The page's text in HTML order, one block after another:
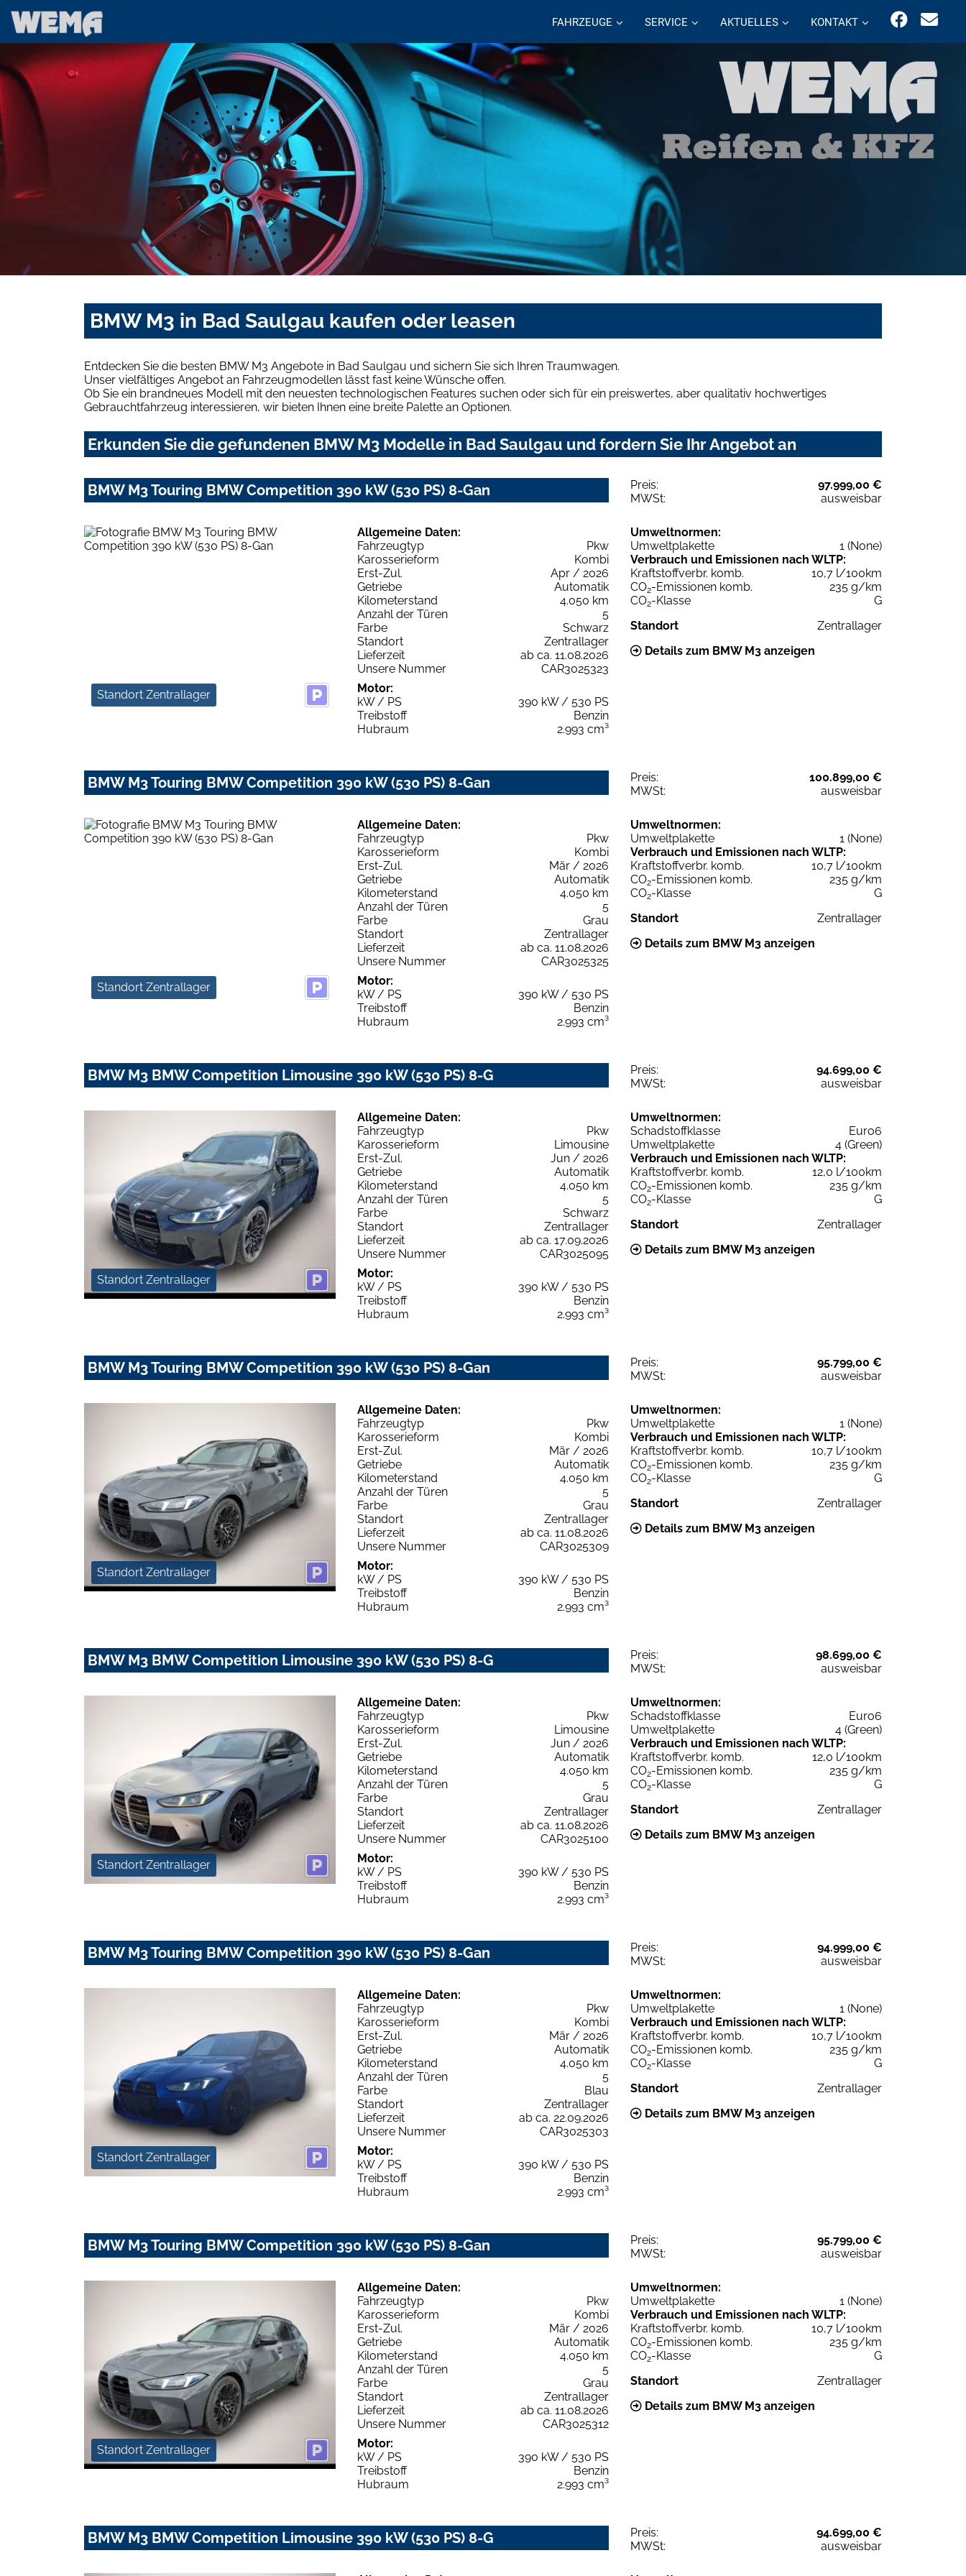
FAHRZEUGE SERVICE AKTUELLES KONTAKT
BMW M3 in Bad Saulgau kaufen oder leasen
Entdecken Sie die besten BMW M3 Angebote in Bad Saulgau und sichern Sie sich Ihren Traumwagen.
Unser vielfältiges Angebot an Fahrzeugmodellen lässt fast keine Wünsche offen.
Ob Sie ein brandneues Modell mit den neuesten technologischen Features suchen oder sich für ein preiswertes, aber qualitativ hochwertiges
Gebrauchtfahrzeug interessieren, wir bieten Ihnen eine breite Palette an Optionen.
Erkunden Sie die gefundenen BMW M3 Modelle in Bad Saulgau und fordern Sie Ihr Angebot an
BMW M3 Touring BMW Competition 390 kW (530 PS) 8-Gan Preis:
97.999,00 €
MWSt:
ausweisbar
Standort Zentrallager
Allgemeine Daten:
Fahrzeugtyp
Pkw
Karosserieform
Kombi
Erst-Zul.
Apr / 2026
Getriebe
Automatik
Kilometerstand
4.050 km
Anzahl der Türen
5
Farbe
Schwarz
Standort
Zentrallager
Lieferzeit
ab ca. 11.08.2026
Unsere Nummer
CAR3025323
Motor:
kW / PS
390 kW / 530 PS
Treibstoff
Benzin
Hubraum
2.993 cm³
Umweltnormen:
Umweltplakette
1 (None)
Verbrauch und Emissionen nach WLTP:
Kraftstoffverbr. komb.
10,7 l/100km
CO2-Emissionen komb.
235 g/km
CO2-Klasse
G
Standort
Zentrallager
Details zum BMW M3 anzeigen
BMW M3 Touring BMW Competition 390 kW (530 PS) 8-Gan Preis:
100.899,00 €
MWSt:
ausweisbar
Standort Zentrallager
Allgemeine Daten:
Fahrzeugtyp
Pkw
Karosserieform
Kombi
Erst-Zul.
Mär / 2026
Getriebe
Automatik
Kilometerstand
4.050 km
Anzahl der Türen
5
Farbe
Grau
Standort
Zentrallager
Lieferzeit
ab ca. 11.08.2026
Unsere Nummer
CAR3025325
Motor:
kW / PS
390 kW / 530 PS
Treibstoff
Benzin
Hubraum
2.993 cm³
Umweltnormen:
Umweltplakette
1 (None)
Verbrauch und Emissionen nach WLTP:
Kraftstoffverbr. komb.
10,7 l/100km
CO2-Emissionen komb.
235 g/km
CO2-Klasse
G
Standort
Zentrallager
Details zum BMW M3 anzeigen
BMW M3 BMW Competition Limousine 390 kW (530 PS) 8-G Preis:
94.699,00 €
MWSt:
ausweisbar
Standort Zentrallager
Allgemeine Daten:
Fahrzeugtyp
Pkw
Karosserieform
Limousine
Erst-Zul.
Jun / 2026
Getriebe
Automatik
Kilometerstand
4.050 km
Anzahl der Türen
5
Farbe
Schwarz
Standort
Zentrallager
Lieferzeit
ab ca. 17.09.2026
Unsere Nummer
CAR3025095
Motor:
kW / PS
390 kW / 530 PS
Treibstoff
Benzin
Hubraum
2.993 cm³
Umweltnormen:
Schadstoffklasse
Euro6
Umweltplakette
4 (Green)
Verbrauch und Emissionen nach WLTP:
Kraftstoffverbr. komb.
12,0 l/100km
CO2-Emissionen komb.
235 g/km
CO2-Klasse
G
Standort
Zentrallager
Details zum BMW M3 anzeigen
BMW M3 Touring BMW Competition 390 kW (530 PS) 8-Gan Preis:
95.799,00 €
MWSt:
ausweisbar
Standort Zentrallager
Allgemeine Daten:
Fahrzeugtyp
Pkw
Karosserieform
Kombi
Erst-Zul.
Mär / 2026
Getriebe
Automatik
Kilometerstand
4.050 km
Anzahl der Türen
5
Farbe
Grau
Standort
Zentrallager
Lieferzeit
ab ca. 11.08.2026
Unsere Nummer
CAR3025309
Motor:
kW / PS
390 kW / 530 PS
Treibstoff
Benzin
Hubraum
2.993 cm³
Umweltnormen:
Umweltplakette
1 (None)
Verbrauch und Emissionen nach WLTP:
Kraftstoffverbr. komb.
10,7 l/100km
CO2-Emissionen komb.
235 g/km
CO2-Klasse
G
Standort
Zentrallager
Details zum BMW M3 anzeigen
BMW M3 BMW Competition Limousine 390 kW (530 PS) 8-G Preis:
98.699,00 €
MWSt:
ausweisbar
Standort Zentrallager
Allgemeine Daten:
Fahrzeugtyp
Pkw
Karosserieform
Limousine
Erst-Zul.
Jun / 2026
Getriebe
Automatik
Kilometerstand
4.050 km
Anzahl der Türen
5
Farbe
Grau
Standort
Zentrallager
Lieferzeit
ab ca. 11.08.2026
Unsere Nummer
CAR3025100
Motor:
kW / PS
390 kW / 530 PS
Treibstoff
Benzin
Hubraum
2.993 cm³
Umweltnormen:
Schadstoffklasse
Euro6
Umweltplakette
4 (Green)
Verbrauch und Emissionen nach WLTP:
Kraftstoffverbr. komb.
12,0 l/100km
CO2-Emissionen komb.
235 g/km
CO2-Klasse
G
Standort
Zentrallager
Details zum BMW M3 anzeigen
BMW M3 Touring BMW Competition 390 kW (530 PS) 8-Gan Preis:
94.999,00 €
MWSt:
ausweisbar
Standort Zentrallager
Allgemeine Daten:
Fahrzeugtyp
Pkw
Karosserieform
Kombi
Erst-Zul.
Mär / 2026
Getriebe
Automatik
Kilometerstand
4.050 km
Anzahl der Türen
5
Farbe
Blau
Standort
Zentrallager
Lieferzeit
ab ca. 22.09.2026
Unsere Nummer
CAR3025303
Motor:
kW / PS
390 kW / 530 PS
Treibstoff
Benzin
Hubraum
2.993 cm³
Umweltnormen:
Umweltplakette
1 (None)
Verbrauch und Emissionen nach WLTP:
Kraftstoffverbr. komb.
10,7 l/100km
CO2-Emissionen komb.
235 g/km
CO2-Klasse
G
Standort
Zentrallager
Details zum BMW M3 anzeigen
BMW M3 Touring BMW Competition 390 kW (530 PS) 8-Gan Preis:
95.799,00 €
MWSt:
ausweisbar
Standort Zentrallager
Allgemeine Daten:
Fahrzeugtyp
Pkw
Karosserieform
Kombi
Erst-Zul.
Mär / 2026
Getriebe
Automatik
Kilometerstand
4.050 km
Anzahl der Türen
5
Farbe
Grau
Standort
Zentrallager
Lieferzeit
ab ca. 11.08.2026
Unsere Nummer
CAR3025312
Motor:
kW / PS
390 kW / 530 PS
Treibstoff
Benzin
Hubraum
2.993 cm³
Umweltnormen:
Umweltplakette
1 (None)
Verbrauch und Emissionen nach WLTP:
Kraftstoffverbr. komb.
10,7 l/100km
CO2-Emissionen komb.
235 g/km
CO2-Klasse
G
Standort
Zentrallager
Details zum BMW M3 anzeigen
BMW M3 BMW Competition Limousine 390 kW (530 PS) 8-G Preis:
94.699,00 €
MWSt:
ausweisbar